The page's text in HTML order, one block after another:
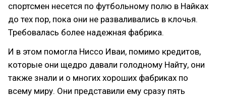
спортсмен несется по футбольному полю в Найках
до тех пор, пока они не разваливались в клочья.
Требовалась более надежная фабрика.
И в этом помогла Ниссо Иваи, помимо кредитов,
которые они щедро давали голодному Найту, они
также знали и о многих хороших фабриках по
всему миру. Они представили ему сразу пять